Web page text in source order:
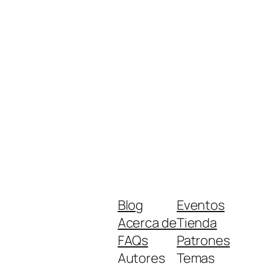
Blog
Acerca de
FAQs
Autores
Eventos
Tienda
Patrones
Temas